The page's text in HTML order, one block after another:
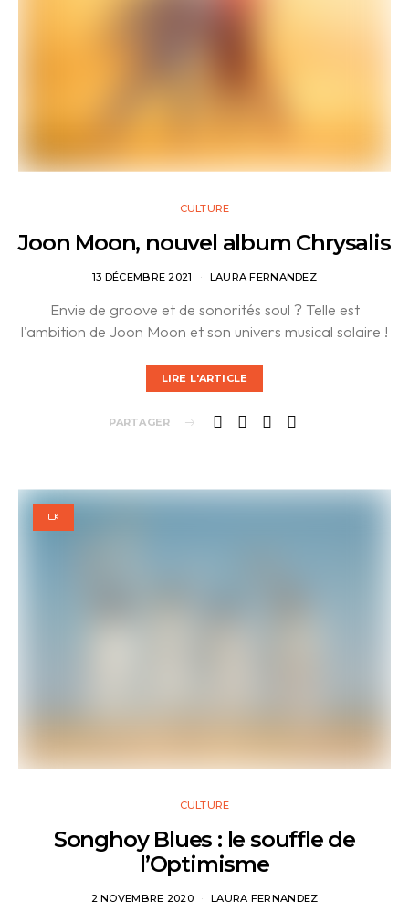
CULTURE
Joon Moon, nouvel album Chrysalis
13 DÉCEMBRE 2021 LAURA FERNANDEZ
Envie de groove et de sonorités soul ? Telle est
l'ambition de Joon Moon et son univers musical solaire !
LIRE L'ARTICLE
PARTAGER
CULTURE
Songhoy Blues : le souffle de
l’Optimisme
2 NOVEMBRE 2020 LAURA FERNANDEZ